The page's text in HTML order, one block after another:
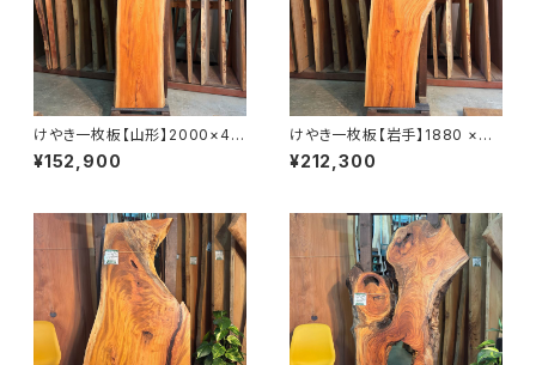
けやき一枚板【山形】2000×44
0~480×58㎜【オイル塗装 仕
上げ済み】
¥152,900
けやき一枚板【岩手】1880 ×44
0~770×45㎜【オイル塗装 仕
上げ済み】
¥212,300